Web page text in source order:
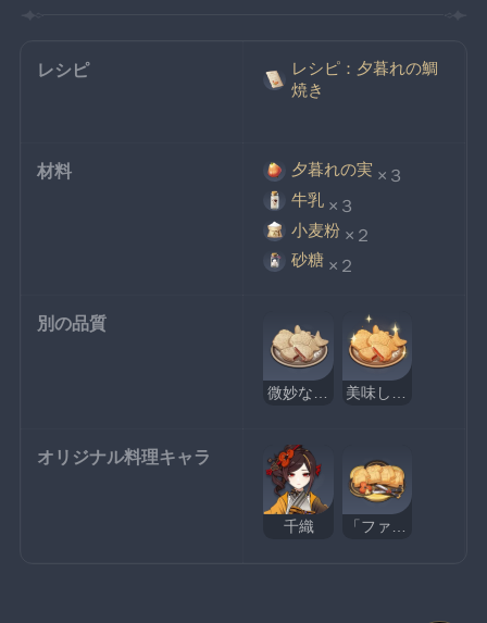
レシピ
レシピ：夕暮れの鯛
焼き
材料 夕暮れの実 ×３
牛乳 ×３
小麦粉 ×２
砂糖 ×２
別の品質
オリジナル料理キャラ
千織